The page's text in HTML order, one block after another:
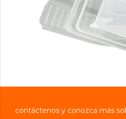
contáctenos y conozca más